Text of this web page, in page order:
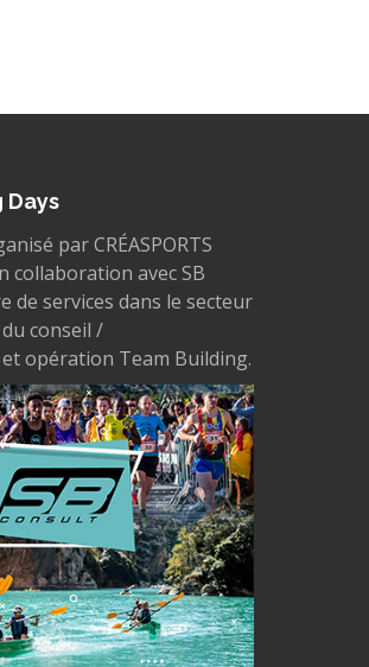
Days
par CRÉASPORTS
collaboration avec SB
de services dans le secteur
conseil /
opération Team Building.